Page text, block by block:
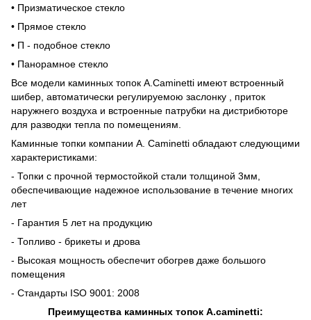
• Призматическое стекло
• Прямое стекло
• П - подобное стекло
• Панорамное стекло
Все модели каминных топок A.Caminetti имеют встроенный
шибер, автоматически регулируемою заслонку , приток
наружнего воздуха и встроенные патрубки на дистрибюторе
для разводки тепла по помещениям.
Каминные топки компании A. Caminetti обладают следующими
характеристиками:
- Топки с прочной термостойкой стали толщиной 3мм,
обеспечивающие надежное использование в течение многих
лет
- Гарантия 5 лет на продукцию
- Топливо - брикеты и дрова
- Высокая мощность обеспечит обогрев даже большого
помещения
- Стандарты ISO 9001: 2008
Преимущества каминных топок A.caminetti: